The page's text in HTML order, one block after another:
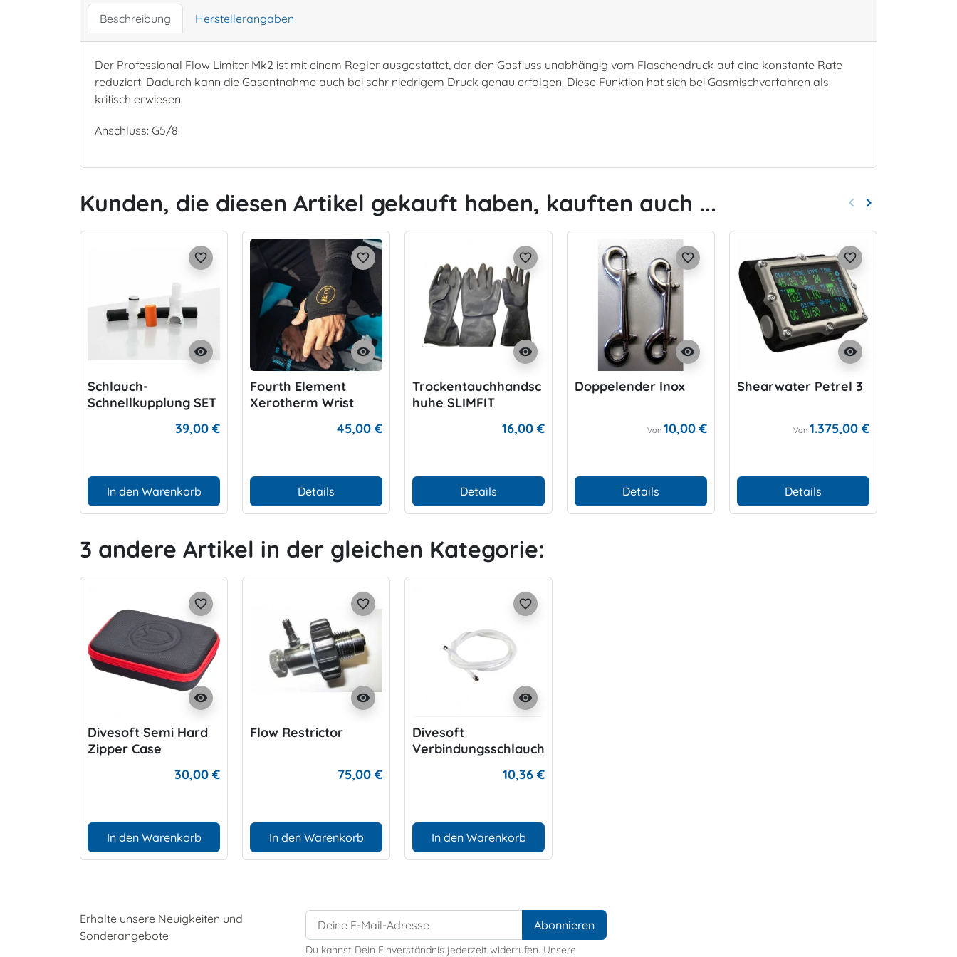
Beschreibung Herstellerangaben
Der Professional Flow Limiter Mk2 ist mit einem Regler ausgestattet, der den Gasfluss unabhängig vom Flaschendruck auf eine konstante Rate
reduziert. Dadurch kann die Gasentnahme auch bei sehr niedrigem Druck genau erfolgen. Diese Funktion hat sich bei Gasmischverfahren als
kritisch erwiesen.
Anschluss: G5/8
Kunden, die diesen Artikel gekauft haben, kauften auch ... Zurück
keyboard_arrow_left Weiter
keyboard_arrow_right
visibility
favorite_border
Schlauch-
Schnellkupplung SET
39,00 €
In den Warenkorb
visibility
favorite_border
Fourth Element
Xerotherm Wrist
45,00 €
Details
visibility
favorite_border
Trockentauchhandsc
huhe SLIMFIT
16,00 €
Details
visibility
favorite_border
Doppelender Inox
Von 10,00 €
Details
visibility
favorite_border
Shearwater Petrel 3
Von 1.375,00 €
Details
3 andere Artikel in der gleichen Kategorie:
visibility
favorite_border
Divesoft Semi Hard
Zipper Case
30,00 €
In den Warenkorb
visibility
favorite_border
Flow Restrictor
75,00 €
In den Warenkorb
visibility
favorite_border
Divesoft
Verbindungsschlauch
10,36 €
In den Warenkorb
Erhalte unsere Neuigkeiten und
Sonderangebote
Du kannst Dein Einverständnis jederzeit widerrufen. Unsere